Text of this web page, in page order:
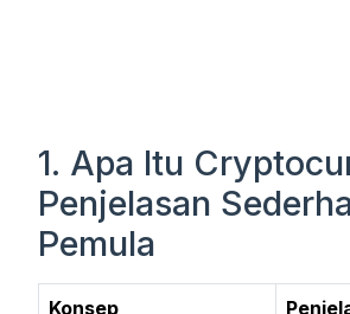
1. Apa Itu
Penjelasan
Pemula
Konsep